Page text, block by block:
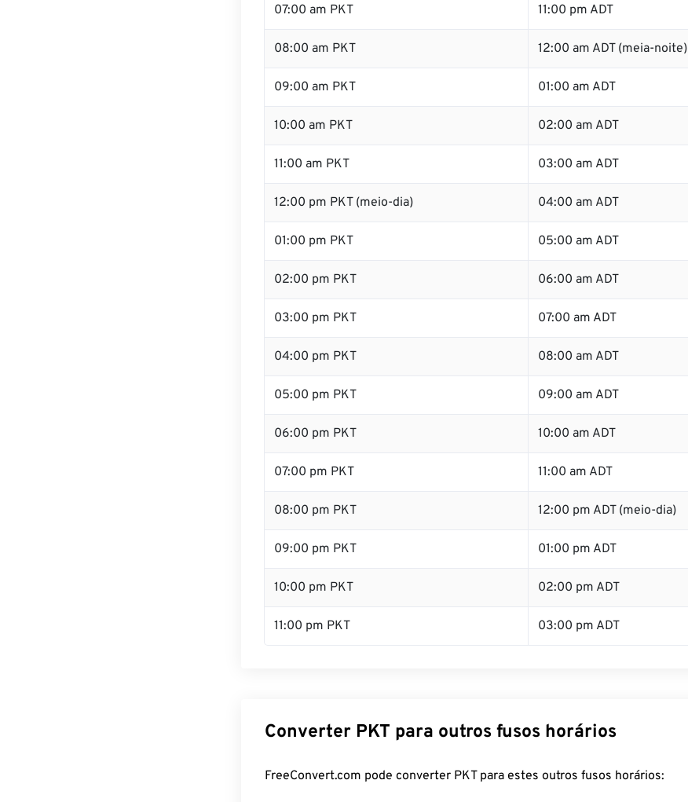
07:00 am PKT 11:00 pm ADT
08:00 am PKT 12:00 am ADT (meia-noite)
09:00 am PKT 01:00 am ADT
10:00 am PKT 02:00 am ADT
11:00 am PKT 03:00 am ADT
12:00 pm PKT (meio-dia) 04:00 am ADT
01:00 pm PKT 05:00 am ADT
02:00 pm PKT 06:00 am ADT
03:00 pm PKT 07:00 am ADT
04:00 pm PKT 08:00 am ADT
05:00 pm PKT 09:00 am ADT
06:00 pm PKT 10:00 am ADT
07:00 pm PKT 11:00 am ADT
08:00 pm PKT 12:00 pm ADT (meio-dia)
09:00 pm PKT 01:00 pm ADT
10:00 pm PKT 02:00 pm ADT
11:00 pm PKT 03:00 pm ADT
Converter PKT para outros fusos horários
FreeConvert.com pode converter PKT para estes outros fusos horários: